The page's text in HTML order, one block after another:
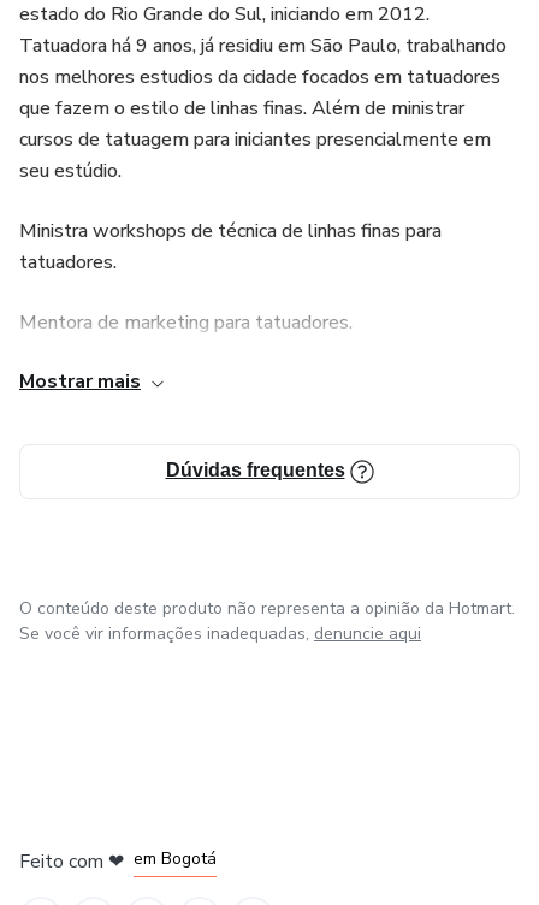
estado do Rio Grande do Sul, iniciando em 2012.
Tatuadora há 9 anos, já residiu em São Paulo, trabalhando
nos melhores estudios da cidade focados em tatuadores
que fazem o estilo de linhas finas. Além de ministrar
cursos de tatuagem para iniciantes presencialmente em
seu estúdio.
Ministra workshops de técnica de linhas finas para
tatuadores.
Mentora de marketing para tatuadores.
Foco em captação de clientes, funil de vendas, posts no
muito mais...
Mostrar mais
Dúvidas frequentes
O conteúdo deste produto não representa a opinião da Hotmart.
Se você vir informações inadequadas, denuncie aqui
Feito com ❤ em Bogotá